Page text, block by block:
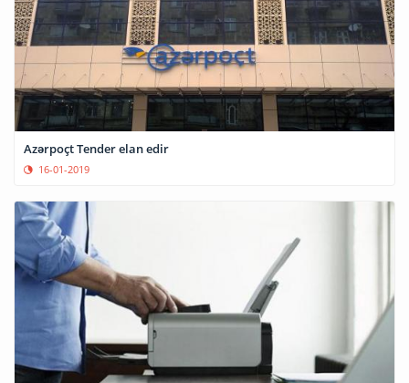
Azərpoçt Tender elan edir
16-01-2019